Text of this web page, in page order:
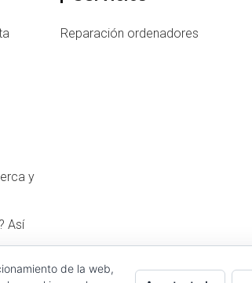
y
Así
Reparación ordenadores
de la web,